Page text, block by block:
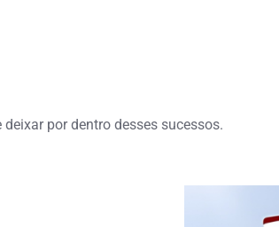
por dentro desses sucessos.